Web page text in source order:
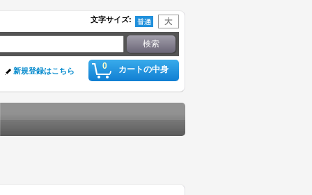
文字サイズ:
0 カートの中身
新規登録はこちら